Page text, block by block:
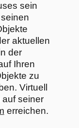
sein
aktuellen
der
Ihren
zu
Virtuell
seiner
erreichen.